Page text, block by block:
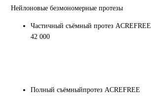
Нейлоновые безмономерные протезы
Частичный съёмный протез ACREFREE
42 000
Полный съёмныйпротез ACREFREE